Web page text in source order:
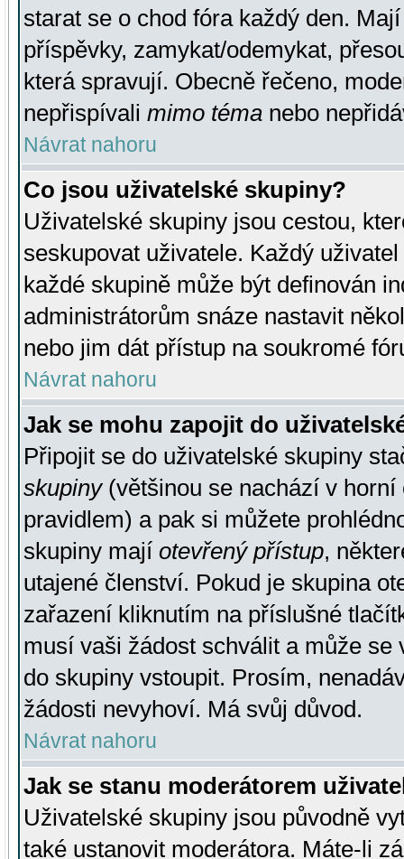
starat se o chod fóra každý den.
příspěvky, zamykat/odemykat,
která spravují. Obecně řečeno,
nepřispívali mimo téma nebo
Návrat nahoru
Co jsou uživatelské skupiny?
Uživatelské skupiny jsou cestou,
seskupovat uživatele. Každý
každé skupině může být definován
administrátorům snáze nastavit
nebo jim dát přístup na soukromé
Návrat nahoru
Jak se mohu zapojit do
Připojit se do uživatelské skupiny
skupiny(většinou se nachází v horní
pravidlem) a pak si můžete
skupiny mají otevřený přístup,
utajené členství. Pokud je skupina
zařazení kliknutím na příslušné
musí vaši žádost schválit a může se
do skupiny vstoupit. Prosím,
žádosti nevyhoví. Má svůj důvod.
Návrat nahoru
Jak se stanu moderátorem
Uživatelské skupiny jsou původně
také ustanovit moderátora. Máte-li